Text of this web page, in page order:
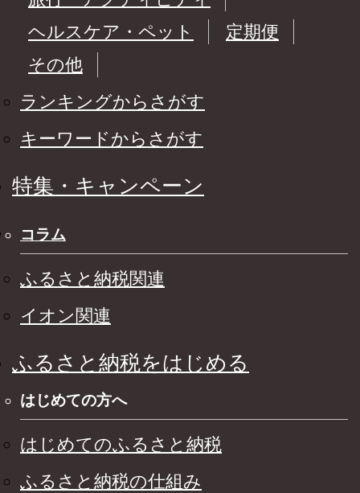
ヘルスケア・ペット
定期便
その他
ランキングからさがす
キーワードからさがす
特集・キャンペーン
コラム
ふるさと納税関連
イオン関連
ふるさと納税をはじめる
はじめての方へ
はじめてのふるさと納税
ふるさと納税の仕組み